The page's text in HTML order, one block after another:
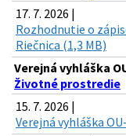
17. 7. 2026 |
Rozhodnutie o
Riečnica (1,3 MB)
Verejná vyhláška
Životné prostredie
15. 7. 2026 |
Verejná vyhláška